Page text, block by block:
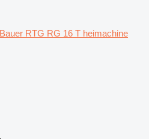
Bauer RTG RG 16 T heimachine